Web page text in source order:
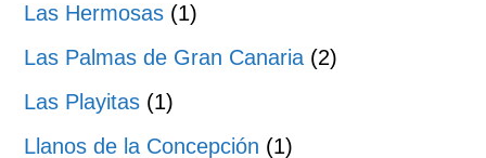
Las Hermosas (1)
Las Palmas de Gran Canaria (2)
Las Playitas (1)
Llanos de la Concepción (1)